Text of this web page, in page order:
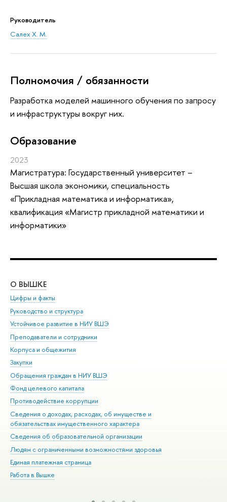
Руководитель
Салех Х. М.
Полномочия / обязанности
Разработка моделей машинного обучения по запросу
и инфраструктуры вокруг них.
Oбразование
2023
Магистратура: Государственный университет –
Высшая школа экономики, специальность
«Прикладная математика и информатика»,
квалификация «Магистр прикладной математики и
информатики»
О ВЫШКЕ
Цифры и факты
Руководство и структура
Устойчивое развитие в НИУ ВШЭ
Преподаватели и сотрудники
Корпуса и общежития
Закупки
Обращения граждан в НИУ ВШЭ
Фонд целевого капитала
Противодействие коррупции
Сведения о доходах, расходах, об имуществе и
обязательствах имущественного характера
Сведения об образовательной организации
Людям с ограниченными возможностями здоровья
Единая платежная страница
Работа в Вышке